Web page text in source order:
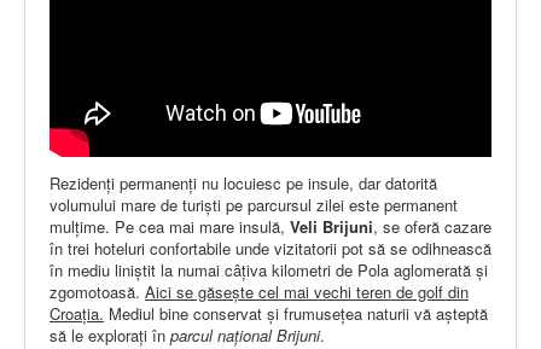
Rezidenţi permanenţi nu locuiesc pe insule, dar datorită
volumului mare de turişti pe parcursul zilei este permanent
mulţime. Pe cea mai mare insulă, Veli Brijuni, se oferă cazare
în trei hoteluri confortabile unde vizitatorii pot să se odihnească
în mediu liniştit la numai câțiva kilometri de Pola aglomerată şi
zgomotoasă. Aici se găseşte cel mai vechi teren de golf din
Croaţia. Mediul bine conservat şi frumuseţea naturii vă aşteptă
să le exploraţi în parcul național Brijuni.